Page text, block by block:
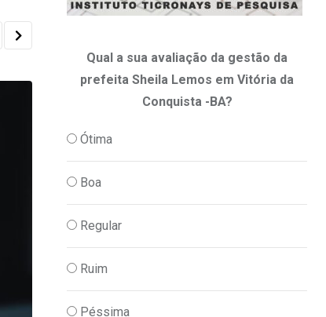
Qual a sua avaliação da gestão da
prefeita Sheila Lemos em Vitória da
Conquista -BA?
Ótima
Boa
Regular
Ruim
Péssima